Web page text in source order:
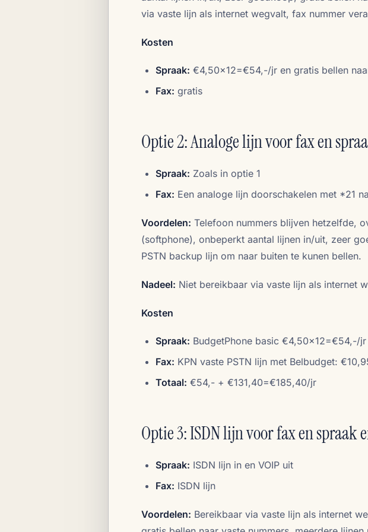
via vaste lijn als internet wegvalt, fax nummer
Kosten
Spraak: €4,50x12=€54,-/jr en gratis bellen
Fax: gratis
Optie 2: Analoge lijn voor fax en
Spraak: Zoals in optie 1
Fax: Een analoge lijn doorschakelen met *21
Voordelen: Telefoon nummers blijven hetzelfde,
(softphone), onbeperkt aantal lijnen in/uit, zeer
PSTN backup lijn om naar buiten te kunen bellen.
Nadeel: Niet bereikbaar via vaste lijn als internet
Kosten
Spraak: BudgetPhone basic €4,50x12=€54,-/
Fax: KPN vaste PSTN lijn met Belbudget:
Totaal: €54,- + €131,40=€185,40/jr
Optie 3: ISDN lijn voor fax en spraak
Spraak: ISDN lijn in en VOIP uit
Fax: ISDN lijn
Voordelen: Bereikbaar via vaste lijn als internet